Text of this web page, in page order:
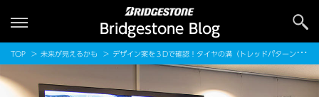
Bridgestone Blog
TOP 未来が見えるかも デザイン案を３Dで確認！タイヤの溝（トレッドパターン）のデザインができるまで